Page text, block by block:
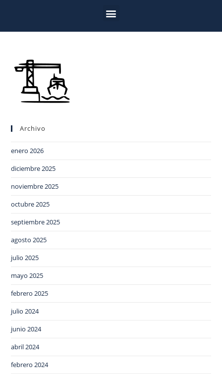
Archivo
enero 2026
diciembre 2025
noviembre 2025
octubre 2025
septiembre 2025
agosto 2025
julio 2025
mayo 2025
febrero 2025
julio 2024
junio 2024
abril 2024
febrero 2024